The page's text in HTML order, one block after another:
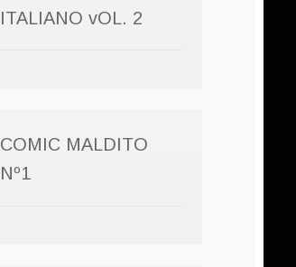
ITALIANO vOL. 2
COMIC MALDITO
Nº1